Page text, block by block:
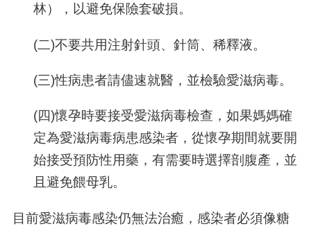
林），以避免保險套破損。
(二)不要共用注射針頭、針筒、稀釋液。
(三)性病患者請儘速就醫，並檢驗愛滋病毒。
(四)懷孕時要接受愛滋病毒檢查，如果媽媽確
定為愛滋病毒病患感染者，從懷孕期間就要開
始接受預防性用藥，有需要時選擇剖腹產，並
且避免餵母乳。
目前愛滋病毒感染仍無法治癒，感染者必須像糖